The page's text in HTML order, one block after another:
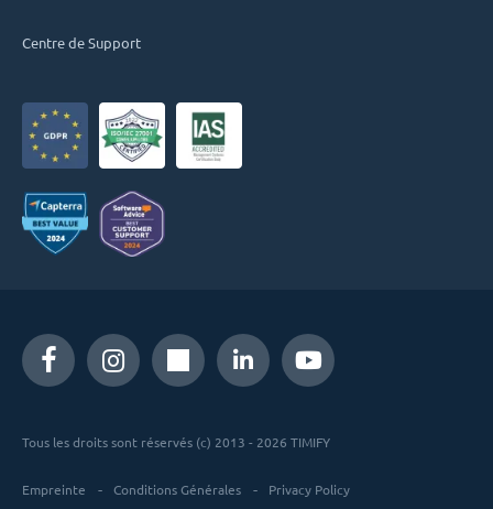
Centre de Support
Tous les droits sont réservés (c) 2013 - 2026 TIMIFY
Empreinte Conditions Générales Privacy Policy